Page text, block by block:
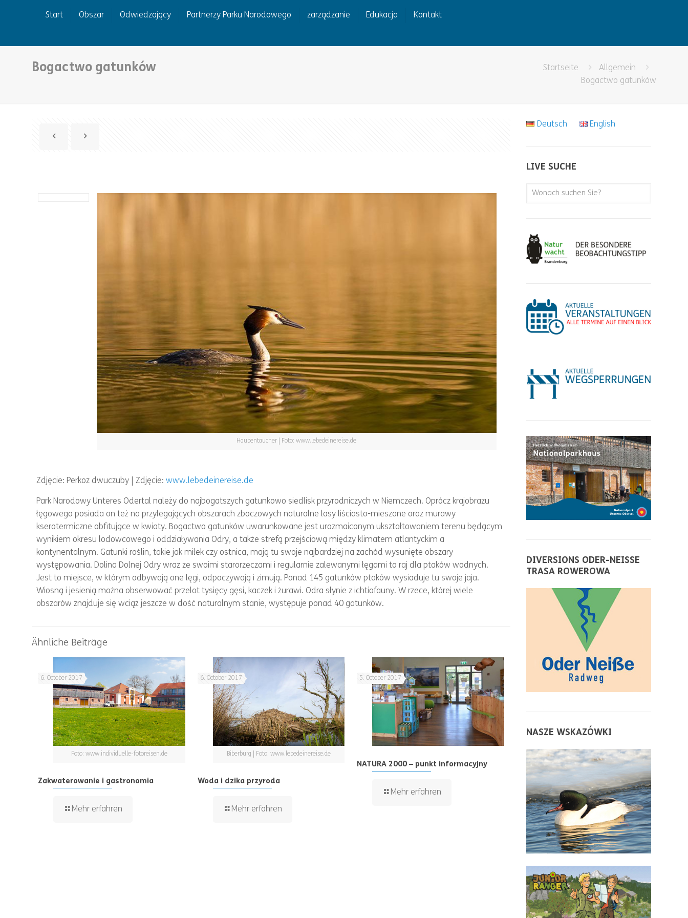
Start Obszar Odwiedzający Partnerzy Parku Narodowego zarządzanie Edukacja Kontakt
Bogactwo gatunków Startseite
Allgemein
Bogactwo gatunków
Haubentaucher | Foto: www.lebedeinereise.de
Zdjęcie: Perkoz dwuczuby | Zdjęcie:www.lebedeinereise.de
Park Narodowy Unteres Odertal należy do najbogatszych gatunkowo siedlisk przyrodniczych w Niemczech. Oprócz krajobrazu
łęgowego posiada on też na przylegających obszarach zboczowych naturalne lasy liściasto-mieszane oraz murawy
kserotermiczne obfitujące w kwiaty. Bogactwo gatunków uwarunkowane jest urozmaiconym ukształtowaniem terenu będącym
wynikiem okresu lodowcowego i oddziaływania Odry, a także strefą przejściową między klimatem atlantyckim a
kontynentalnym. Gatunki roślin, takie jak miłek czy ostnica, mają tu swoje najbardziej na zachód wysunięte obszary
występowania. Dolina Dolnej Odry wraz ze swoimi starorzeczami i regularnie zalewanymi łęgami to raj dla ptaków wodnych.
Jest to miejsce, w którym odbywają one lęgi, odpoczywają i zimują. Ponad 145 gatunków ptaków wysiaduje tu swoje jaja.
Wiosną i jesienią można obserwować przelot tysięcy gęsi, kaczek i żurawi. Odra słynie z ichtiofauny. W rzece, której wiele
obszarów znajduje się wciąż jeszcze w dość naturalnym stanie, występuje ponad 40 gatunków.
Ähnliche Beiträge
Foto: www.individuelle-fotoreisen.de
6. October 2017
Zakwaterowanie i gastronomia
Mehr erfahren
Biberburg | Foto: www.lebedeinereise.de
6. October 2017
Woda i dzika przyroda
Mehr erfahren
5. October 2017
NATURA 2000 – punkt informacyjny
Mehr erfahren
Deutsch English
LIVE SUCHE
DIVERSIONS ODER-NEISSE
TRASA ROWEROWA
NASZE WSKAZÓWKI